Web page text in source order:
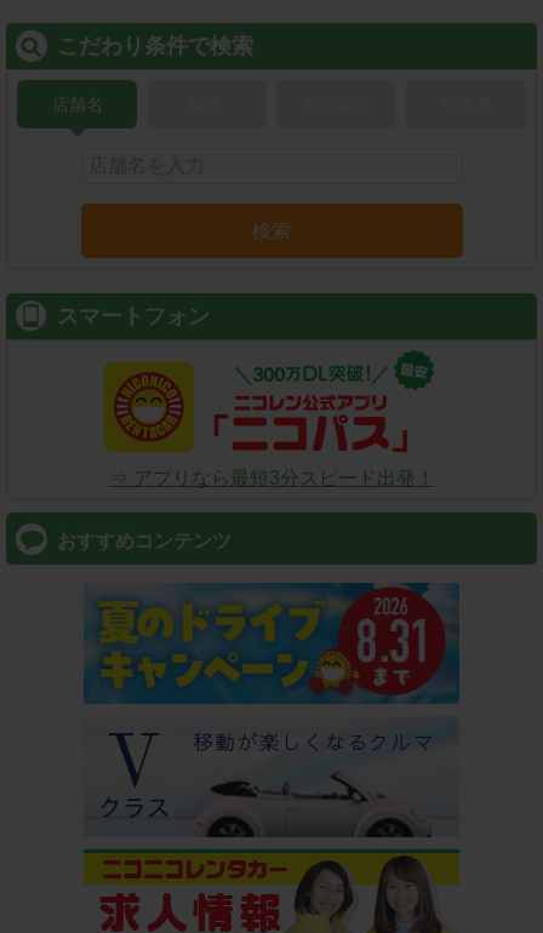
こだわり条件で検索
店舗名
検索
スマートフォン
⇒ アプリなら最短3分スピード出発！
おすすめコンテンツ